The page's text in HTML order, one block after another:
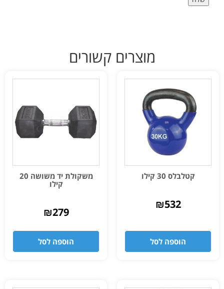
מוצרים קשורים
קטלבלס 30 קילו
₪532
הוספה לסל
משקולת יד משושה 20
קילו
₪279
הוספה לסל